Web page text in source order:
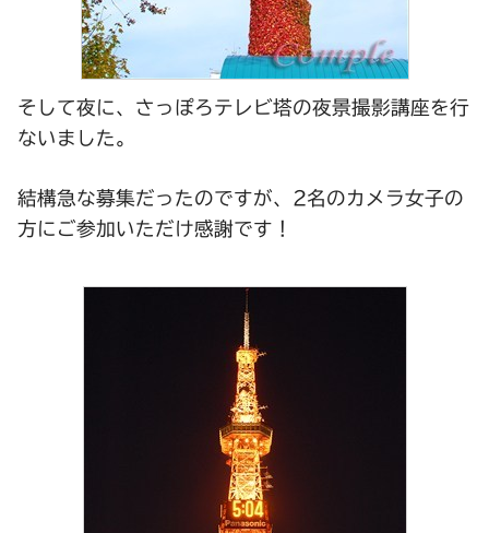
そして夜に、 さっぽろテレビ塔の夜景撮影講座を行
ないました。
結構急な募集だったのですが、2名のカメラ女子の
方にご参加いただけ感謝です！